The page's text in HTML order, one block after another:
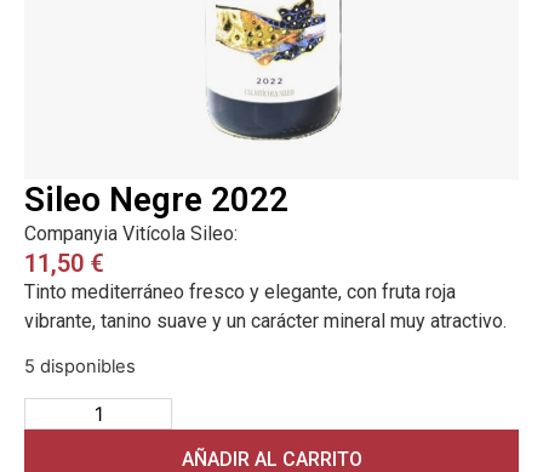
Sileo Negre 2022
Companyia Vitícola Sileo:
11,50 €
Tinto mediterráneo fresco y elegante, con fruta roja
vibrante, tanino suave y un carácter mineral muy atractivo.
5 disponibles
AÑADIR AL CARRITO